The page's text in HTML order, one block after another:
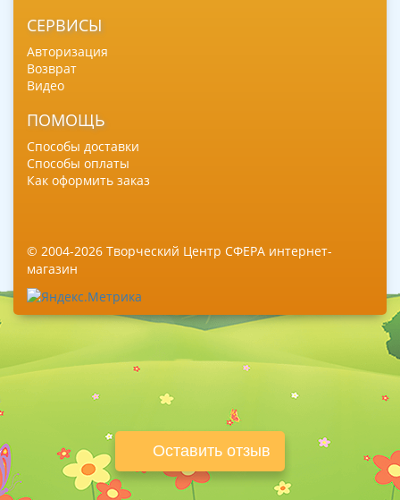
Оставить отзыв
СЕРВИСЫ
Авторизация
Возврат
Видео
ПОМОЩЬ
Способы доставки
Способы оплаты
Как оформить заказ
© 2004-2026 Творческий Центр СФЕРА интернет-
магазин